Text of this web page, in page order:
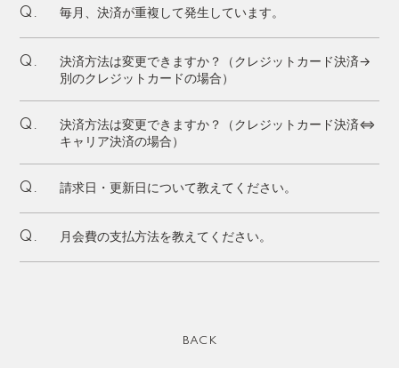
Q. 毎月、決済が重複して発生しています。
Q.
決済方法は変更できますか？（クレジットカード決済→
別のクレジットカードの場合）
Q.
決済方法は変更できますか？（クレジットカード決済⇔
キャリア決済の場合）
Q. 請求日・更新日について教えてください。
Q. 月会費の支払方法を教えてください。
BACK